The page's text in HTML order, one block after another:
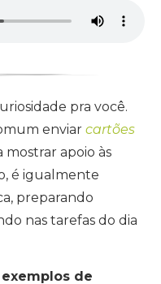
pra você.
enviar cartões
mostrar apoio às
é igualmente
preparando
nas tarefas do dia
de